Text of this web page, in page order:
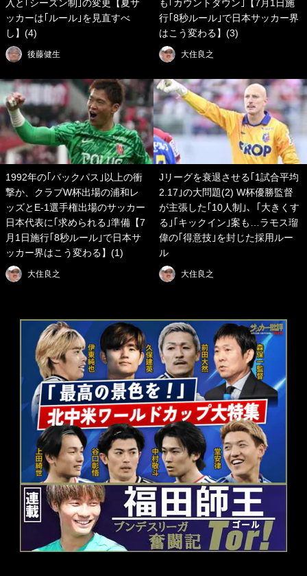
入と｢シーズン制｣の変更【夏サ
ッカーは｢ルール｣を見直すべ
し】(4)
後藤健生
も｢カウントダウン｣【7月1日施
行｢8秒ルール｣で日本サッカー界
はこう変わる】(3)
大住良之
1992年の｢バックパス｣以上の衝
撃か、クラブW杯出場の浦和レ
ッズとE-1選手権出場のサッカー
日本代表に｢求められる｣準備【7
月1日施行｢8秒ルール｣で日本サ
ッカー界はこう変わる】(1)
大住良之
Jリーグを衰退させる｢1試合平均
2.17｣の大問題(2) W杯優勝監督
が主張した｢10人制｣、｢大きくす
る｣｢キックイン｣案も…ラモス瑠
偉の｢得意技｣を封じた採用ルー
ル
大住良之